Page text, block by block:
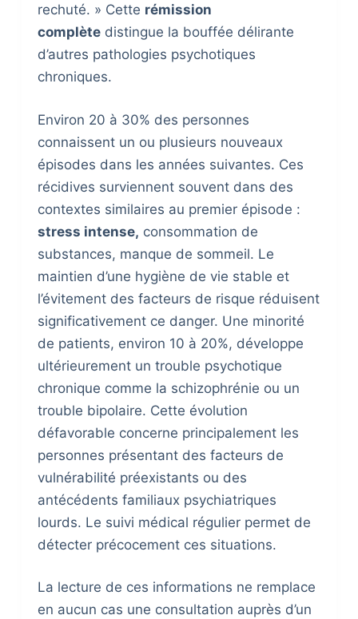
rechuté. » Cette rémission
complètedistingue la bouffée délirante
d’autres pathologies psychotiques
chroniques.
Environ 20 à 30% des personnes
connaissent un ou plusieurs nouveaux
épisodes dans les années suivantes. Ces
récidives surviennent souvent dans des
contextes similaires au premier épisode :
stress intense, consommation de
substances, manque de sommeil. Le
maintien d’une hygiène de vie stable et
l’évitement des facteurs de risque réduisent
significativement ce danger. Une minorité
de patients, environ 10 à 20%, développe
ultérieurement un trouble psychotique
chronique comme la schizophrénie ou un
trouble bipolaire. Cette évolution
défavorable concerne principalement les
personnes présentant des facteurs de
vulnérabilité préexistants ou des
antécédents familiaux psychiatriques
lourds. Le suivi médical régulier permet de
détecter précocement ces situations.
La lecture de ces informations ne remplace
en aucun cas une consultation auprès d’un